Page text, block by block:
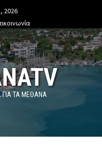
2026
ΓΙΑ ΤΑ ΜΕΘΑΝΑ